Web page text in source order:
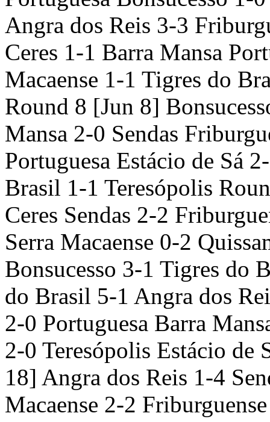
Angra dos Reis 3-3
Ceres 1-1 Barra Mansa
Macaense 1-1 Tigres do
Round 8 [Jun 8]
Mansa 2-0 Sendas
Portuguesa Estácio de Sá
Brasil 1-1 Teresópolis
Ceres Sendas 2-2
Serra Macaense 0-2
Bonsucesso 3-1 Tigres do
do Brasil 5-1 Angra dos
2-0 Portuguesa Barra
2-0 Teresópolis Estácio de
18] Angra dos Reis 1-4
Macaense 2-2